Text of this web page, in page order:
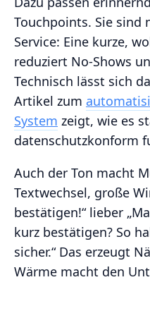
Touchpoints. Sie sind
Service: Eine kurze,
reduziert No-Shows
Technisch lässt sich
Artikel zum
System zeigt, wie es
datenschutzkonform
Auch der Ton macht
Textwechsel, große
bestätigen!“ lieber
kurz bestätigen? So
sicher.“ Das erzeugt
Wärme macht den